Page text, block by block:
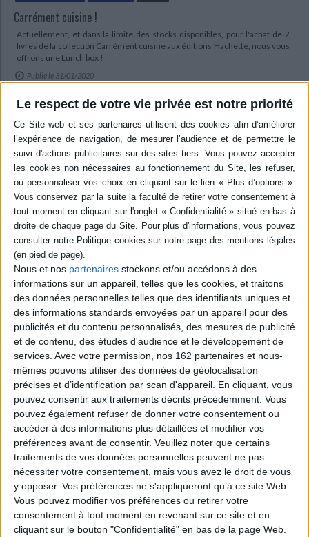
Le respect de votre vie privée est notre priorité
Nous et nos partenaires stockons et/ou accédons à des
informations sur un appareil, telles que les cookies, et traitons
des données personnelles telles que des identifiants uniques et
des informations standards envoyées par un appareil pour des
publicités et du contenu personnalisés, des mesures de publicité
et de contenu, des études d'audience et le développement de
services. Avec votre permission, nos 162 partenaires et nous-
mêmes pouvons utiliser des données de géolocalisation
précises et d’identification par scan d'appareil. En cliquant, vous
pouvez consentir aux traitements décrits précédemment. Vous
pouvez également refuser de donner votre consentement ou
accéder à des informations plus détaillées et modifier vos
préférences avant de consentir. Veuillez noter que certains
traitements de vos données personnelles peuvent ne pas
nécessiter votre consentement, mais vous avez le droit de vous
y opposer. Vos préférences ne s'appliqueront qu’à ce site Web.
Vous pouvez modifier vos préférences ou retirer votre
consentement à tout moment en revenant sur ce site et en
cliquant sur le bouton "Confidentialité" en bas de la page Web.
Carrément cuisine !
Actuellement, et dans la limite des stocks disponibles, pour l'achat de 2
livres de la collection Carrément cuisine aux éditions Hachette, nous vous
offrons une Lunch box !
Publié le 31/01/2020
Loisirs - Bien-être
Pour un Noël fait maison
Sélection de recettes et de projets créatifs pour préparer les fêtes